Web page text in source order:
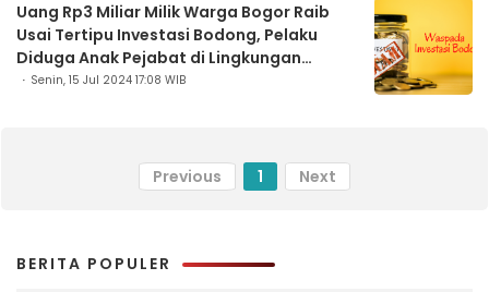
Uang Rp3 Miliar Milik Warga Bogor Raib
Usai Tertipu Investasi Bodong, Pelaku
Diduga Anak Pejabat di Lingkungan
Polresta Bogor
Senin, 15 Jul 2024 17:08 WIB
Previous 1 Next
BERITA POPULER